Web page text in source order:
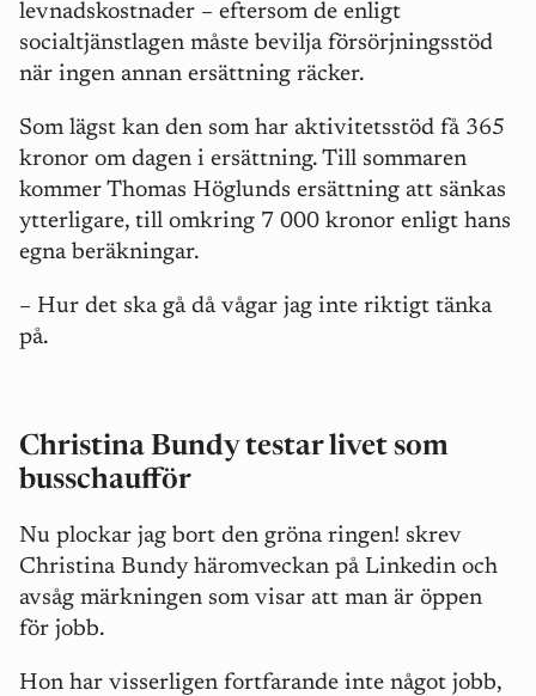
levnadskostnader – eftersom de enligt
socialtjänstlagen måste bevilja försörjningsstöd
när ingen annan ersättning räcker.
Som lägst kan den som har aktivitetsstöd få 365
kronor om dagen i ersättning. Till sommaren
kommer Thomas Höglunds ersättning att sänkas
ytterligare, till omkring 7 000 kronor enligt hans
egna beräkningar.
– Hur det ska gå då vågar jag inte riktigt tänka
på.
Christina Bundy testar livet som
busschaufför
Nu plockar jag bort den gröna ringen! skrev
Christina Bundy häromveckan på Linkedin och
avsåg märkningen som visar att man är öppen
för jobb.
Hon har visserligen fortfarande inte något jobb,